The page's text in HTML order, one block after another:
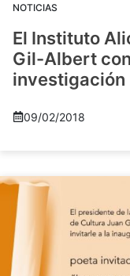
NOTICIAS
El Instituto
Gil-Albert
investigación
09/02/2018